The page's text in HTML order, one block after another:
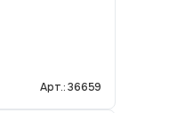
Арт.: 36659